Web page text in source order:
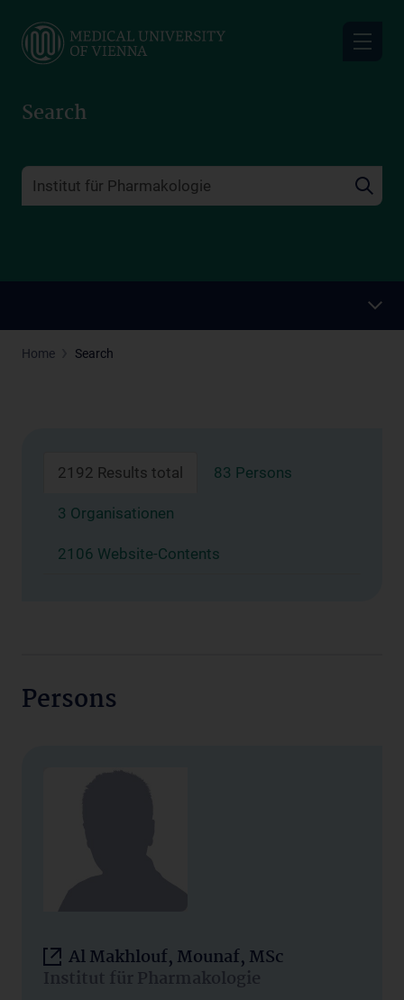
main
Search
Home Search
2192 Results total 83 Persons
3 Organisationen
2106 Website-Contents
Persons
Al Makhlouf, Mounaf, MSc
Institut für Pharmakologie